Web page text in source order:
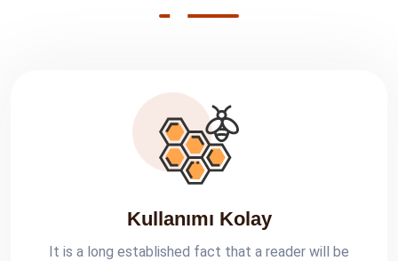
Kullanımı Kolay
It is a long established fact that a reader will be